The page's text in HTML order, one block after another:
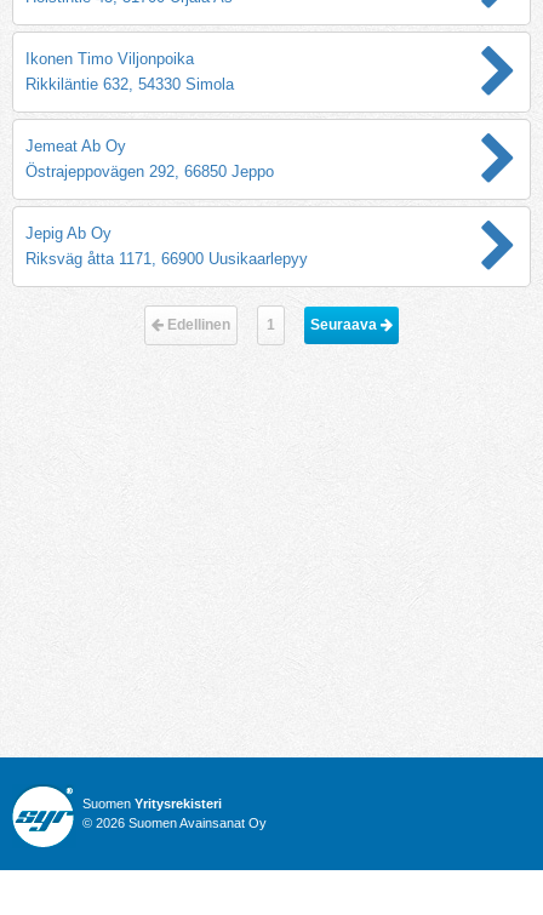
Ikonen Timo Viljonpoika
Rikkiläntie 632, 54330 Simola
Jemeat Ab Oy
Östrajeppovägen 292, 66850 Jeppo
Jepig Ab Oy
Riksväg åtta 1171, 66900 Uusikaarlepyy
Edellinen 1 Seuraava
Suomen Yritysrekisteri
© 2026 Suomen Avainsanat Oy